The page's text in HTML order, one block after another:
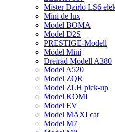
Mister Dzirlo LS6
Mini de lux
Model BOMA
Model D2S
PRESTIGE-Modell
Model Mini
Dreirad Modell A380
Model A520
Model ZQR
Model ZLH pick-up
Model KOMI
Model EV
Model MAXI car
Model M7